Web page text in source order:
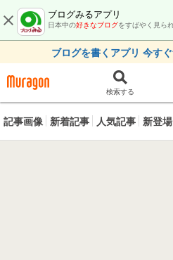
ブログみるアプリ
日本中の好きなブログをすばやく見ら
ブログを書くアプリ 今す
検索する
記事画像 新着記事 人気記事 新登